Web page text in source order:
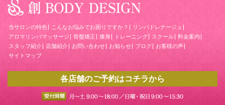
当サロンの特色 こんなお悩みでお困りですか？
リンパドレナージュ
アロマリンパマッサージ
骨盤矯正 痩身 トレーニング スクール
料金案内
スタッフ紹介
店舗紹介 お問い合わせ お知らせ ブログ
お客様の声
サイトマップ
各店舗のご予約はコチラから